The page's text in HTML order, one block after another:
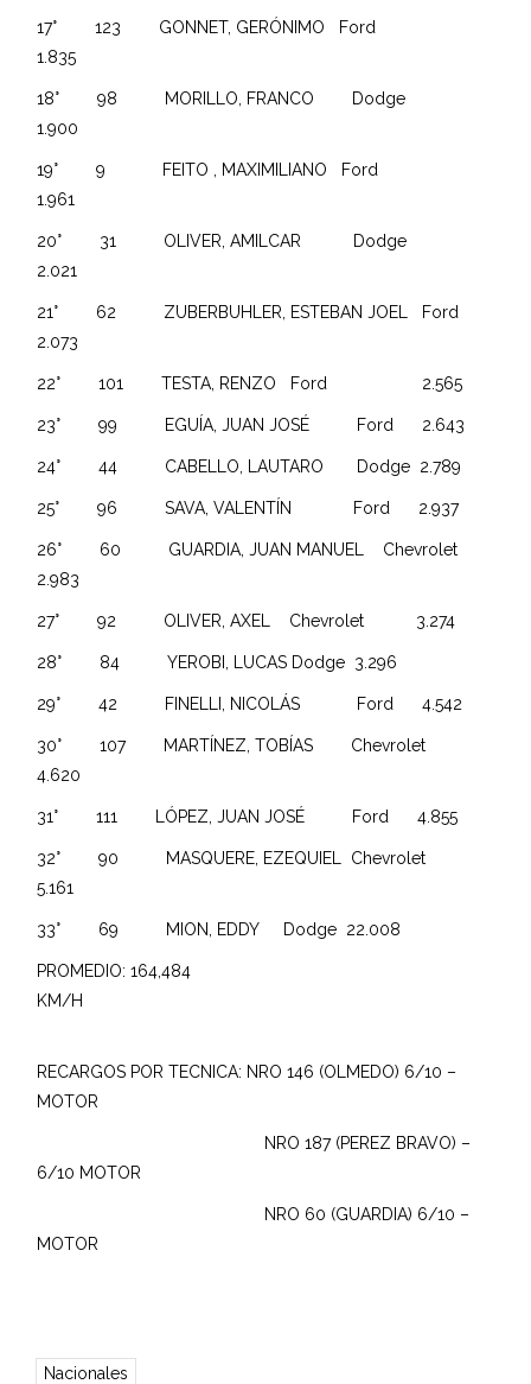
17° 123 GONNET, GERÓNIMO Ford
1.835
18° 98 MORILLO, FRANCO Dodge
1.900
19° 9 FEITO , MAXIMILIANO Ford
1.961
20° 31 OLIVER, AMILCAR Dodge
2.021
21° 62 ZUBERBUHLER, ESTEBAN JOEL Ford
2.073
22° 101 TESTA, RENZO Ford 2.565
23° 99 EGUÍA, JUAN JOSÉ Ford 2.643
24° 44 CABELLO, LAUTARO Dodge 2.789
25° 96 SAVA, VALENTÍN Ford 2.937
26° 60 GUARDIA, JUAN MANUEL Chevrolet
2.983
27° 92 OLIVER, AXEL Chevrolet 3.274
28° 84 YEROBI, LUCAS Dodge 3.296
29° 42 FINELLI, NICOLÁS Ford 4.542
30° 107 MARTÍNEZ, TOBÍAS Chevrolet
4.620
31° 111 LÓPEZ, JUAN JOSÉ Ford 4.855
32° 90 MASQUERE, EZEQUIEL Chevrolet
5.161
33° 69 MION, EDDY Dodge 22.008
PROMEDIO: 164,484
KM/H
RECARGOS POR TECNICA: NRO 146 (OLMEDO) 6/10 –
MOTOR
NRO 187 (PEREZ BRAVO) –
6/10 MOTOR
NRO 60 (GUARDIA) 6/10 –
MOTOR
Nacionales